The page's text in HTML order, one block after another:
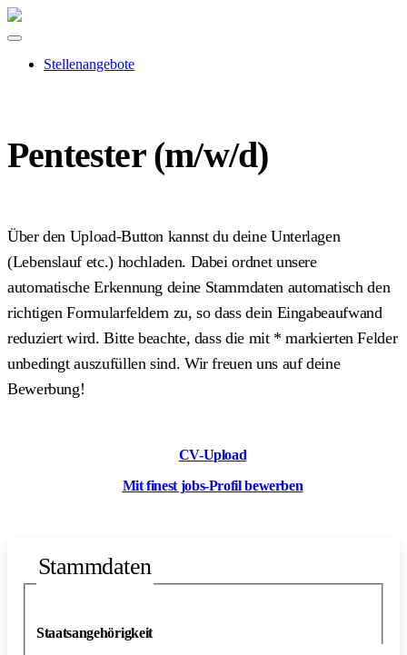
Stellenangebote
Pentester (m/w/d)
Über den Upload-Button kannst du deine Unterlagen
(Lebenslauf etc.) hochladen. Dabei ordnet unsere
automatische Erkennung deine Stammdaten automatisch den
richtigen Formularfeldern zu, so dass dein Eingabeaufwand
reduziert wird. Bitte beachte, dass die mit * markierten Felder
unbedingt auszufüllen sind. Wir freuen uns auf deine
Bewerbung!
CV-Upload
Mit finest jobs-Profil bewerben
Stammdaten
Staatsangehörigkeit